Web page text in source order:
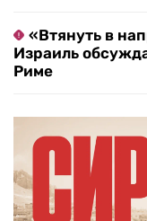
«Втянуть в
Израиль
Риме